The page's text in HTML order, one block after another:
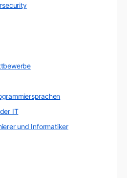
IT
und Informatiker